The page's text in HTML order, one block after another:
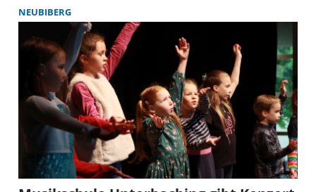
Auswahl an Kleidung, Spielwaren, Büchern, CDs,
Geschirr, elektr(on)ischen Geräten, Möbeln,
Fahrradzubehör, Raritäten und vielem mehr an. Eine
Online-Karte auf der Website von „Neubiberg for
Future” (www.neubiberg-for-future.de) zeigt ganz
aktuell, bei welchen Verkaufsständen von privat ein-
gekauft werden kann.
NEUBIBERG